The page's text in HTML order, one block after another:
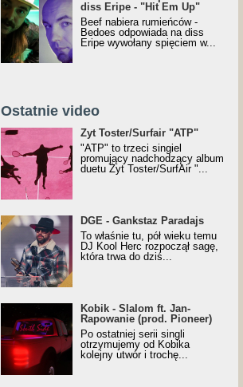
diss Eripe - "Hit Em Up"
Beef nabiera rumieńców -
Bedoes odpowiada na diss
Eripe wywołany spięciem w...
Ostatnie video
Żyt Toster/SurfAir - ATP VIDEO
Żyt Toster/Surfair "ATP"
"ATP" to trzeci singiel
promujący nadchodzący album
duetu Żyt Toster/SurfAir "...
donGURALesko z nagrodą za
Klasyczny/Trueschoolowy
Album Roku (Popkillery 2023)
DGE - Gankstaz Paradajs
To właśnie tu, pół wieku temu
DJ Kool Herc rozpoczął sagę,
która trwa do dziś...
Kobik - Slalom ft. Jan-
Rapowanie (prod. Pioneer)
[Official Music Visualiser]
Kobik - Slalom ft. Jan-
Rapowanie (prod. Pioneer)
Po ostatniej serii singli
otrzymujemy od Kobika
kolejny utwór i trochę...